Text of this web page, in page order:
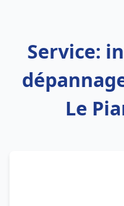
Service:
Le